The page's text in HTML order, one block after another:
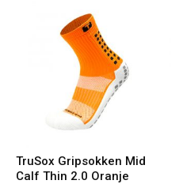
TruSox Gripsokken Mid
Calf Thin 2.0 Oranje